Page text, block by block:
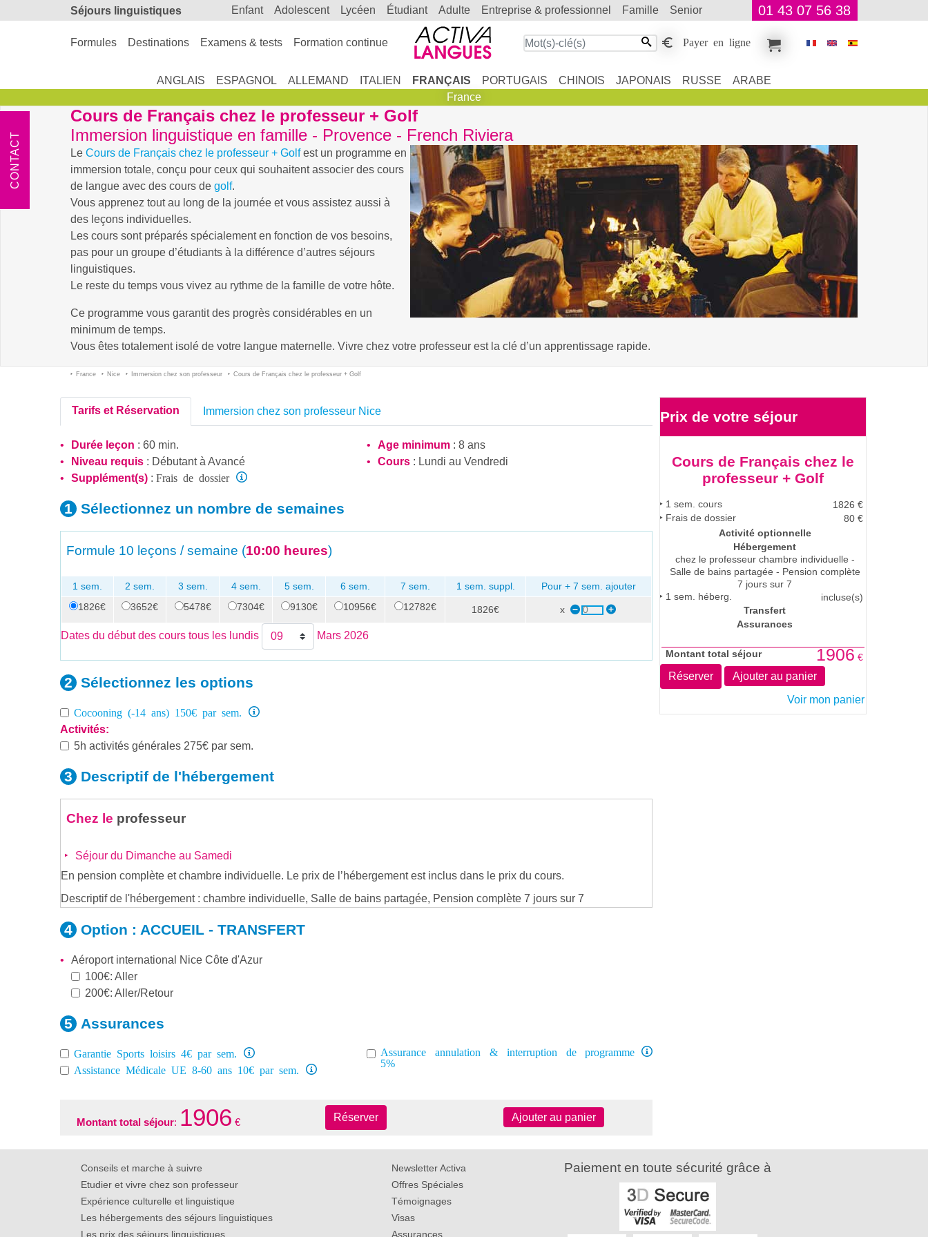
Séjours linguistiques enfant adolescent lycéen étudiant adulte entreprise & professionnel famille senior 01 43 07 56 38
Formules Destinations Examens & tests Formation continue Payer en ligne
ANGLAIS ESPAGNOL ALLEMAND ITALIEN FRANÇAIS PORTUGAIS CHINOIS JAPONAIS RUSSE
ARABE
France
Cours de Français chez le professeur + Golf
Immersion linguistique en famille - Provence - French Riviera
Le Cours de Français chez le professeur + Golfest un programme en
immersion totale, conçu pour ceux qui souhaitent associer des cours
de langue avec des cours de golf.
Vous apprenez tout au long de la journée et vous assistez aussi à
des leçons individuelles.
Les cours sont préparés spécialement en fonction de vos besoins,
pas pour un groupe d’étudiants à la différence d’autres séjours
linguistiques.
Le reste du temps vous vivez au rythme de la famille de votre hôte.
Ce programme vous garantit des progrès considérables en un
minimum de temps.
Vous êtes totalement isolé de votre langue maternelle. Vivre chez votre professeur est la clé d’un apprentissage rapide.
France Nice Immersion chez son professeur Cours de Français chez le professeur + Golf
Tarifs et Réservation Immersion chez son professeur Nice
Durée leçon : 60 min.
Niveau requis : Débutantà Avancé
Age minimum : 8 ans
Cours : Lundi au Vendredi
Supplément(s) : Frais de dossier
Sélectionnez un nombre de semaines
Formule 10 leçons / semaine (10:00 heures)
1 sem. 2 sem. 3 sem. 4 sem. 5 sem. 6 sem. 7 sem. 1 sem. suppl.
Pour + 7 sem. ajouter
1826€
3652€ 5478€ 7304€ 9130€ 10956€ 12782€ 1826€ x
Dates du début des cours tous les lundis Mars 2026
Sélectionnez les options
Cocooning (-14 ans) 150€ par sem.
Activités:
5h activités générales 275€ par sem.
Descriptif de l'hébergement
Chez le professeur
Séjour du Dimanche au Samedi
En pension complète et chambre individuelle. Le prix de l’hébergement est inclus dans le prix du cours.
Descriptif de l'hébergement : chambre individuelle, Salle de bains partagée, Pension complète 7 jours sur 7
Option : ACCUEIL - TRANSFERT
Aéroport international Nice Côte d'Azur
100€: Aller
200€: Aller/Retour
Assurances
Garantie Sports loisirs 4€ par sem.
Assistance Médicale UE 8-60 ans 10€ par sem.
Assurance annulation & interruption de programme
5%
Montant total séjour: 1906 € Réserver Ajouter au panier
Prix de votre séjour
Cours de Français chez le
professeur + Golf
1 sem. cours 1826 €
Frais de dossier
80 €
Activité optionnelle
Hébergement
chez le professeur chambre individuelle -
Salle de bains partagée - Pension complète
7 jours sur 7
1 sem. héberg.
incluse(s)
Transfert
Assurances
Montant total séjour 1906 €
Réserver Ajouter au panier
Voir mon panier
CONTACT
Conseils et marche à suivre
Etudier et vivre chez son professeur
Expérience culturelle et linguistique
Les hébergements des séjours linguistiques
Les prix des séjours linguistiques
Newsletter Activa
Offres Spéciales
Témoignages
Visas
Assurances
Paiement en toute sécurité grâce à